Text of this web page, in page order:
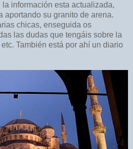
información esta actualizada,
aportando su granito de arena.
chicas, enseguida os
las dudas que tengáis sobre la
También está por ahí un diario